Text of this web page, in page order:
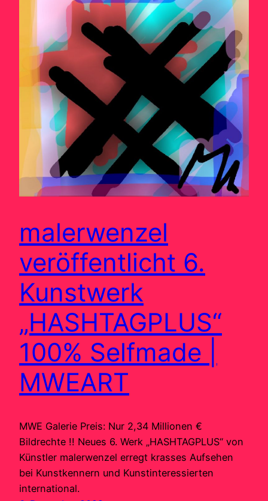
malerwenzel
veröffentlicht 6.
Kunstwerk
„HASHTAGPLUS“
100% Selfmade |
MWEART
MWE Galerie Preis: Nur 2,34 Millionen €
Bildrechte !! Neues 6. Werk „HASHTAGPLUS“ von
Künstler malerwenzel erregt krasses Aufsehen
bei Kunstkennern und Kunstinteressierten
international.